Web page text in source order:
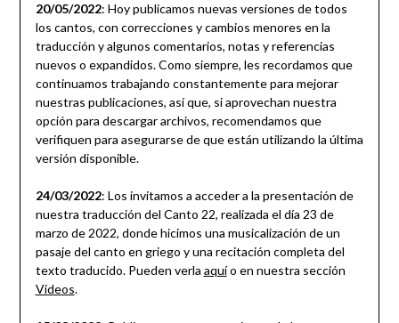
20/05/2022: Hoy publicamos nuevas versiones de todos
los cantos, con correcciones y cambios menores en la
traducción y algunos comentarios, notas y referencias
nuevos o expandidos. Como siempre, les recordamos que
continuamos trabajando constantemente para mejorar
nuestras publicaciones, así que, si aprovechan nuestra
opción para descargar archivos, recomendamos que
verifiquen para asegurarse de que están utilizando la última
versión disponible.
24/03/2022: Los invitamos a acceder a la presentación de
nuestra traducción del Canto 22, realizada el día 23 de
marzo de 2022, donde hicimos una musicalización de un
pasaje del canto en griego y una recitación completa del
texto traducido. Pueden verla aquío en nuestra sección
Videos.